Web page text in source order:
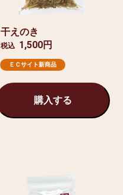
干えのき
税込 1,500円
ＥＣサイト新商品
購入する